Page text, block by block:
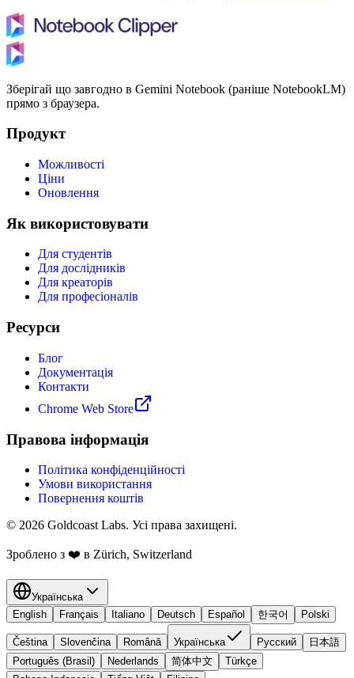
Зберігай що завгодно в Gemini Notebook (раніше NotebookLM)
прямо з браузера.
Продукт
Можливості
Ціни
Оновлення
Як використовувати
Для студентів
Для дослідників
Для креаторів
Для професіоналів
Ресурси
Блог
Документація
Контакти
Chrome Web Store
Правова інформація
Політика конфіденційності
Умови використання
Повернення коштів
© 2026 Goldcoast Labs. Усі права захищені.
Зроблено з ❤️ в Zürich, Switzerland
Українська
English
Français Italiano Deutsch Español 한국어 Polski
Čeština Slovenčina Română Українська Русский
日本語
Português (Brasil)
Nederlands 简体中文
Türkçe